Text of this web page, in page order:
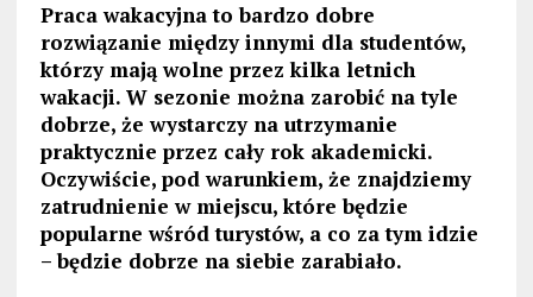
Praca wakacyjna to bardzo dobre
rozwiązanie między innymi dla studentów,
którzy mają wolne przez kilka letnich
wakacji. W sezonie można zarobić na tyle
dobrze, że wystarczy na utrzymanie
praktycznie przez cały rok akademicki.
Oczywiście, pod warunkiem, że znajdziemy
zatrudnienie w miejscu, które będzie
popularne wśród turystów, a co za tym idzie
– będzie dobrze na siebie zarabiało.